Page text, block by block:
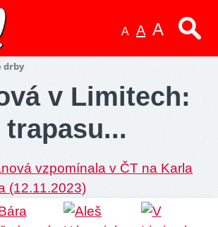
A A A
drby
v Limitech:
trapasu...